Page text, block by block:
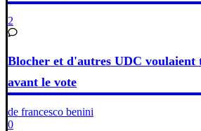
2
Blocher et d'autres UDC
avant le vote
de francesco benini
0